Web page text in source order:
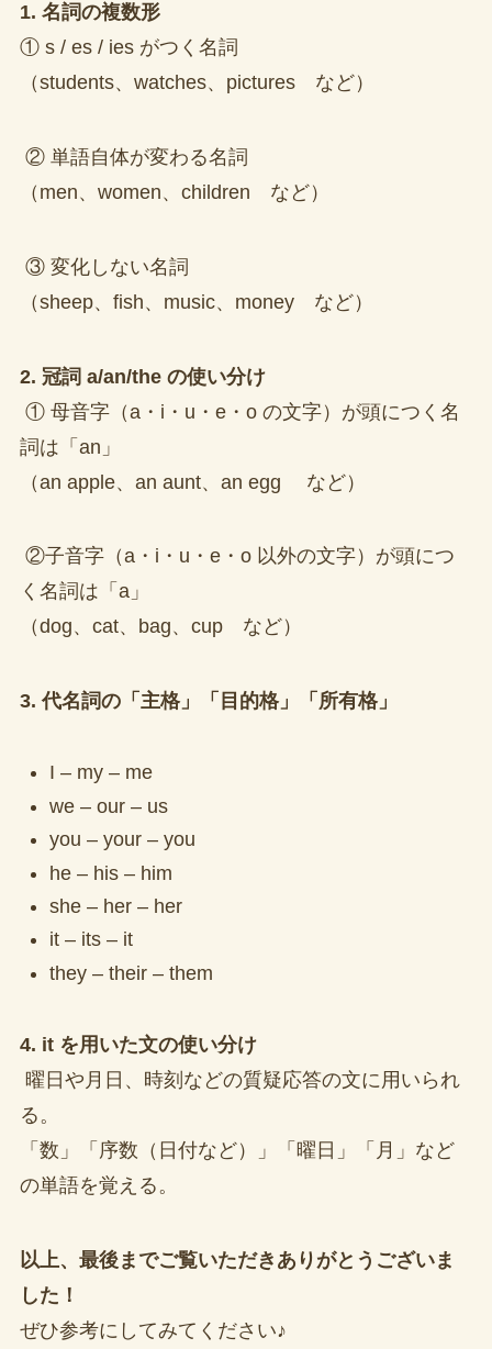
1. 名詞の複数形
① s / es / ies がつく名詞
（students、watches、pictures など）
② 単語自体が変わる名詞
（men、women、children など）
③ 変化しない名詞
（sheep、fish、music、money など）
2. 冠詞 a/an/the の使い分け
① 母音字（a・i・u・e・o の文字）が頭につく名
詞は「an」
（an apple、an aunt、an egg など）
②子音字（a・i・u・e・o 以外の文字）が頭につ
く名詞は「a」
（dog、cat、bag、cup など）
3. 代名詞の「主格」「目的格」「所有格」
I – my – me
we – our – us
you – your – you
he – his – him
she – her – her
it – its – it
they – their – them
4. it を用いた文の使い分け
曜日や月日、時刻などの質疑応答の文に用いられ
る。
「数」「序数（日付など）」「曜日」「月」など
の単語を覚える。
以上、最後までご覧いただきありがとうございま
した！
ぜひ参考にしてみてください♪